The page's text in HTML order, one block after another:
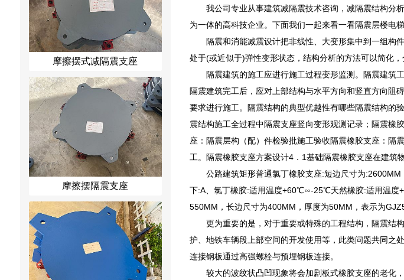
摩擦摆式减隔震支座
摩擦摆隔震支座
我公司专业从事建筑减隔震技术咨询，减隔震结构分
为一体的高科技企业。下面我们一起来看一看隔震层楼电梯
隔震和消能减震设计把非线性、大变形集中到一组构
处于(或近似于)弹性变形状态，结构分析的方法可以简化，
隔震建筑的施工应进行施工过程变形监测。隔震建筑
隔震建筑完工后，应对上部结构与水平方向和竖直方向阻
要求进行施工。隔震结构的典型优越性有哪些隔震结构的
震结构施工全过程中隔震支座竖向变形观测记录；隔震橡
座：隔震层构（配）件检验批施工验收隔震橡胶支座：隔
工。隔震橡胶支座方案设计4．1基础隔震橡胶支座在建筑
公路建筑矩形普通氯丁橡胶支座:短边尺寸为
下:A、氯丁橡胶:适用温度+60℃∽-25℃天然橡胶:适用温
550MM，长边尺寸为400MM，厚度为50MM，表示为
更为重要的是，对于重要或特殊的工程结构，隔震结
护、地铁车辆段上部空间的开发使用等，此类问题共同之
连接钢板通过高强螺栓与预埋钢板连接。
较大的波纹状凸凹现象将会加剧板式橡胶支座的老化